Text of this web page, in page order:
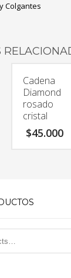
Colgantes
Cadena
Diamond
rosado
cristal
$45.000